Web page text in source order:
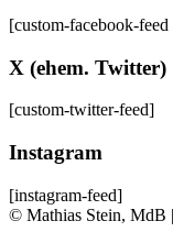
[custom-facebook-
X (ehem. Twitter)
[custom-twitter-feed]
Instagram
[instagram-feed]
© Mathias Stein, MdB |